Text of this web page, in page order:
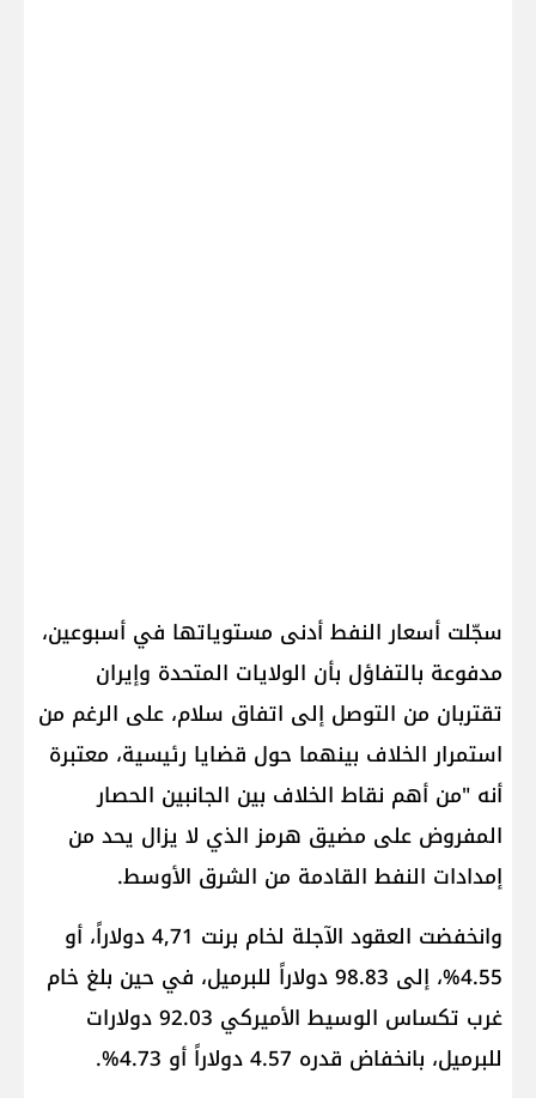
سجّلت أسعار النفط أدنى مستوياتها في أسبوعين،
مدفوعة بالتفاؤل بأن الولايات المتحدة وإيران
تقتربان من التوصل إلى اتفاق سلام، على الرغم من
استمرار الخلاف بينهما حول قضايا رئيسية، معتبرة
أنه "من أهم نقاط الخلاف بين الجانبين الحصار
المفروض على مضيق هرمز الذي لا يزال يحد من
إمدادات النفط القادمة من الشرق الأوسط.
وانخفضت العقود الآجلة لخام ​برنت 4,71 دولاراً، ‌أو
4.55%، إلى 98.83 دولاراً للبرميل، ‌في ​حين بلغ خام
غرب تكساس الوسيط الأميركي 92.03 دولارات
للبرميل، بانخفاض قدره 4.57 دولاراً أو 4.73%.